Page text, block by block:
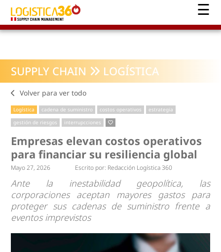
SUPPLY CHAIN LOGÍSTICA
Volver para ver todo
Logística cadena de suministro costos operativos
estrategia
gestión de riesgos
interrupcciones
Empresas elevan costos operativos
para financiar su resiliencia global
Mayo 27, 2026 Escrito por: Redacción Logística 360
Ante la inestabilidad geopolítica, las
corporaciones aceptan mayores gastos para
proteger sus cadenas de suministro frente a
eventos imprevistos